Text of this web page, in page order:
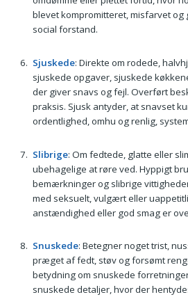
blevet kompromitteret, misfarvet og
social forstand.
Sjuskede: Direkte om rodede,
sjuskede opgaver, sjuskede
der giver snavs og fejl. Overført
praksis. Sjusk antyder, at snavset
ordentlighed, omhu og renlig,
Slibrige: Om fedtede, glatte eller
ubehagelige at røre ved. Hyppigt
bemærkninger og slibrige
med seksuelt, vulgært eller
anstændighed eller god smag er
Snuskede: Betegner noget trist,
præget af fedt, støv og forsømt
betydning om snuskede
snuskede detaljer, hvor der